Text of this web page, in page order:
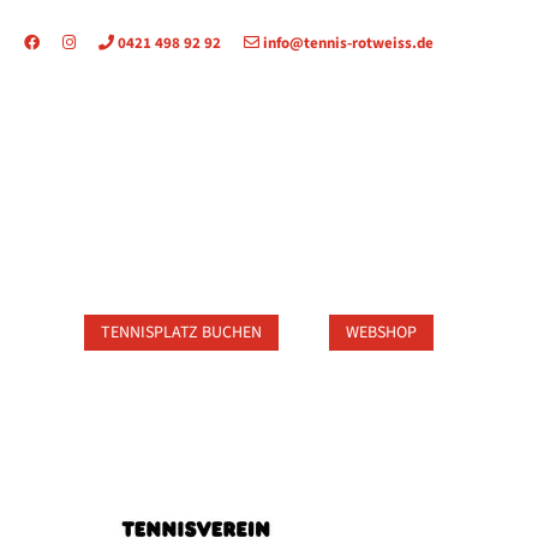
0421 498 92 92 info@tennis-rotweiss.de
TENNISPLATZ BUCHEN WEBSHOP